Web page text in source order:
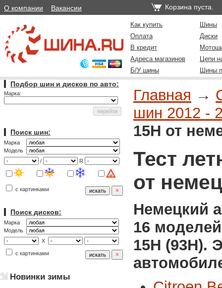
О компании Вакансии Корзина пуста.
Как купить
Шины
Оплата
Диски
В кредит
Адреса магазинов
Цепи
Б/У шины
Шины
Подбор шин и дисков по авто:
Марка:
Поиск шин:
Марка
Модель
/
R
с картинками
Поиск дисков:
Марка
Модель
X
с картинками
Новинки зимы
Главная →
шин 2012 -
15H от
Тест
от
Немецкий
16
15H (93H).